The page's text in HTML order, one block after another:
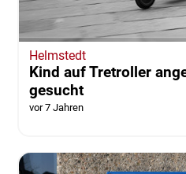
Helmstedt
Kind auf Tretroller
gesucht
vor 7 Jahren